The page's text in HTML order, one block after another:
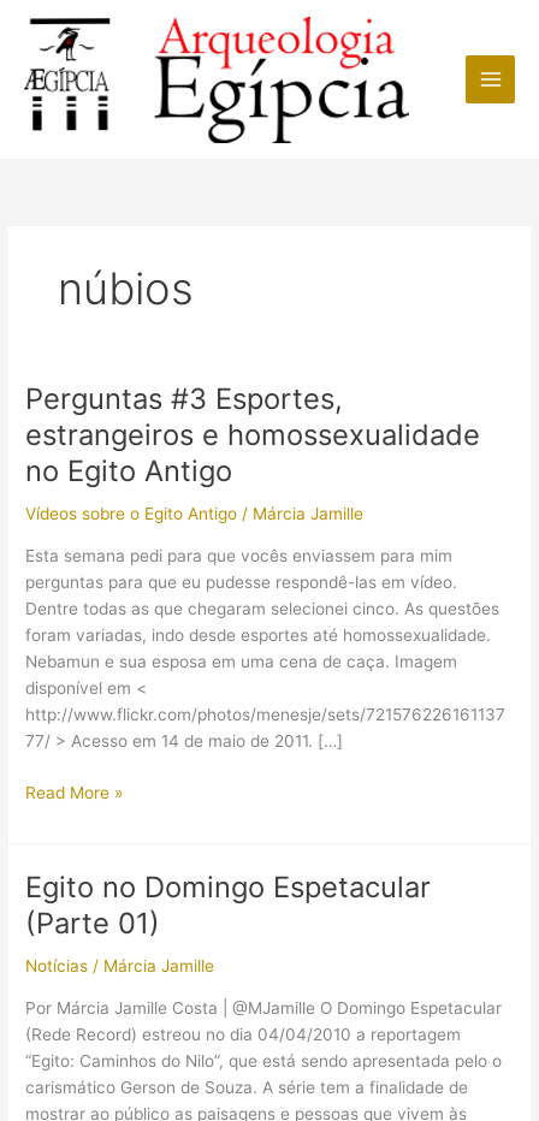
conteúdo
núbios
Perguntas #3 Esportes,
estrangeiros e homossexualidade
no Egito Antigo
Vídeos sobre o Egito Antigo / Márcia Jamille
Esta semana pedi para que vocês enviassem para mim
perguntas para que eu pudesse respondê-las em vídeo.
Dentre todas as que chegaram selecionei cinco. As questões
foram variadas, indo desde esportes até homossexualidade.
Nebamun e sua esposa em uma cena de caça. Imagem
disponível em <
http://www.flickr.com/photos/menesje/sets/721576226161137
77/ > Acesso em 14 de maio de 2011. […]
Perguntas
e
homossexualidade
Egito
Antigo
Read More »
Egito no Domingo Espetacular
(Parte 01)
Notícias / Márcia Jamille
Por Márcia Jamille Costa | @MJamille O Domingo Espetacular
(Rede Record) estreou no dia 04/04/2010 a reportagem
“Egito: Caminhos do Nilo”, que está sendo apresentada pelo o
carismático Gerson de Souza. A série tem a finalidade de
mostrar ao público as paisagens e pessoas que vivem às